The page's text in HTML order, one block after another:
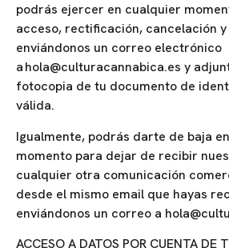
podrás ejercer en cualquier
acceso, rectificación, cancelación
enviándonos un correo electrónico
a hola@culturacannabica.es y
fotocopia de tu documento de
válida.
Igualmente, podrás darte de baja
momento para dejar de recibir
cualquier otra comunicación
desde el mismo email que hayas
enviándonos un correo a
ACCESO A DATOS POR CUENTA DE